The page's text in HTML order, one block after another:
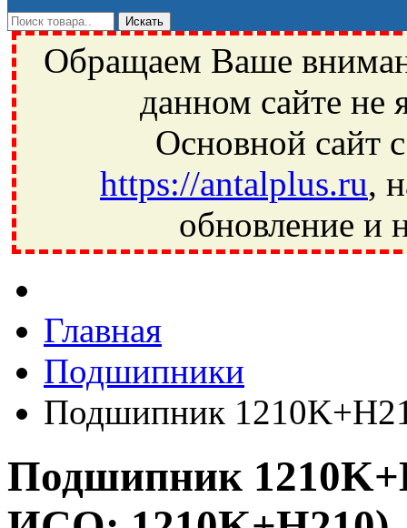
Обращаем Ваше
данном сайте не
Основной сайт
https://antalplus.ru,
обновление и
Ивантеевка, подшипники, пневматика, метизы, техника,
Главная
Подшипники
Подшипник
Подшипник